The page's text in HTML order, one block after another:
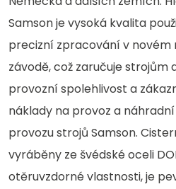
Samson je vysoká kvalita
precizní zpracování v
závodě, což zaručuje strojům
provozní spolehlivost a
náklady na provoz a
provozu strojů Samson.
vyráběny ze švédské oceli
otěruvzdorné vlastnosti, je